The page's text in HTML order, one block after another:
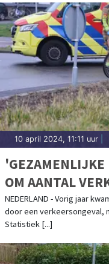
10 april 2024, 11:11 uur
'GEZAMENLIJKE
OM AANTAL
DRINGEN'
NEDERLAND - Vorig jaar
door een verkeersongeval,
Statistiek [...]